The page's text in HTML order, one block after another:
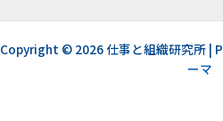
Copyright © 2026 仕事と組織研究所 |
ーマ